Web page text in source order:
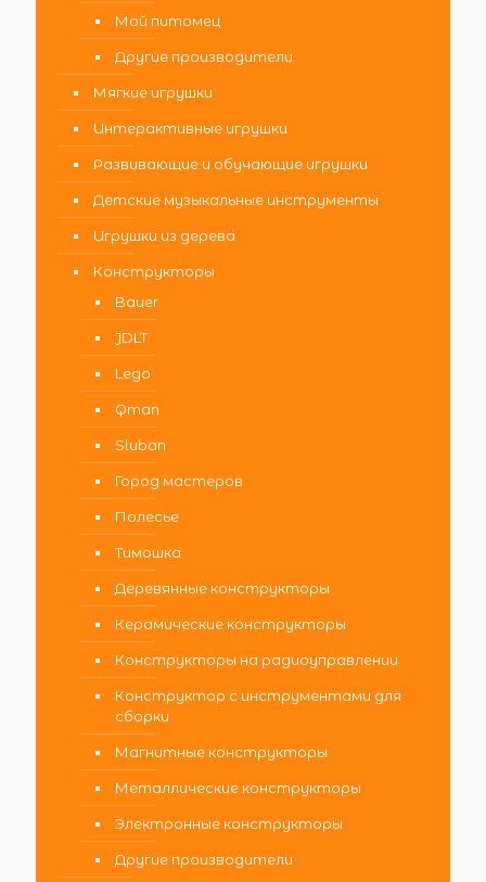
Мой питомец
Другие производители
Мягкие игрушки
Интерактивные игрушки
Развивающие и обучающие игрушки
Детские музыкальные инструменты
Игрушки из дерева
Конструкторы
Bauer
JDLT
Lego
Qman
Sluban
Город мастеров
Полесье
Тимошка
Деревянные конструкторы
Керамические конструкторы
Конструкторы на радиоуправлении
Конструктор с инструментами для
сборки
Магнитные конструкторы
Металлические конструкторы
Электронные конструкторы
Другие производители